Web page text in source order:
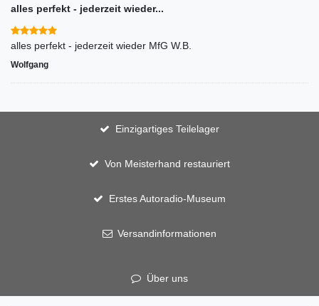
alles perfekt - jederzeit wieder...
alles perfekt - jederzeit wieder MfG W.B.
Wolfgang
Einzigartiges Teilelager
Von Meisterhand restauriert
Erstes Autoradio-Museum
Versandinformationen
Über uns